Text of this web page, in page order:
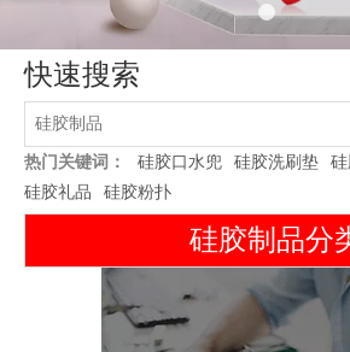
快速搜索
热门关键词： 硅胶口水兜 硅胶洗刷垫
硅胶礼品
硅胶粉扑
硅胶制品分